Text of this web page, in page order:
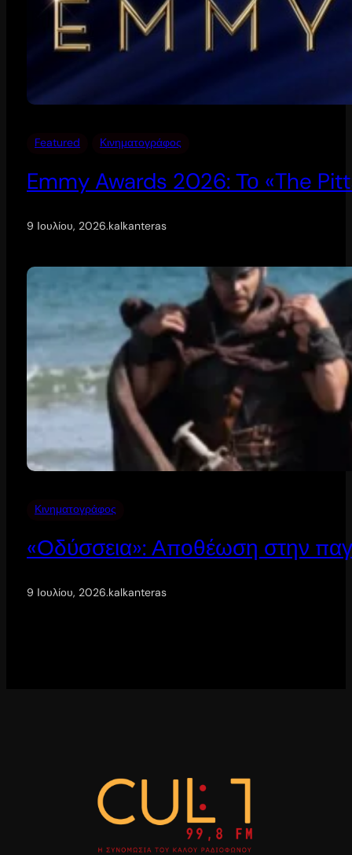
Featured Κινηματογράφος
Emmy Awards 2026: Το «The
9 Ιουλίου, 2026.kalkanteras
Κινηματογράφος
«Οδύσσεια»: Αποθέωση στην
9 Ιουλίου, 2026.kalkanteras